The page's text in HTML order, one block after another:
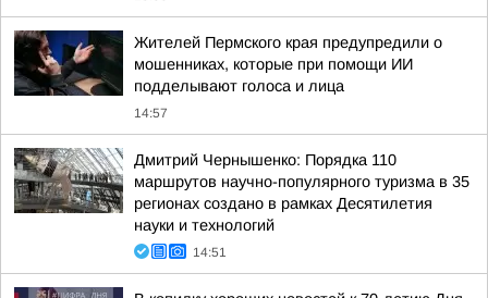
Жителей Пермского края предупредили о
мошенниках, которые при помощи ИИ
подделывают голоса и лица
14:57
Дмитрий Чернышенко: Порядка 110
маршрутов научно-популярного туризма в 35
регионах создано в рамках Десятилетия
науки и технологий
14:51